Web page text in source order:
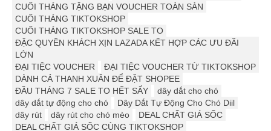
CUỐI THÁNG TẶNG BẠN VOUCHER TOÀN SÀN
CUỐI THÁNG TIKTOKSHOP
CUỐI THÁNG TIKTOKSHOP SALE TO
ĐẶC QUYỀN KHÁCH XỊN LAZADA KẾT HỢP CÁC ƯU ĐÃI
LỚN
ĐẠI TIỆC VOUCHER
ĐẠI TIỆC VOUCHER TỪ TIKTOKSHOP
DÀNH CẢ THANH XUÂN ĐỂ ĐẶT SHOPEE
ĐẦU THÁNG 7 SALE TO HẾT SẨY
dây dắt cho chó
dây dắt tự động cho chó
Dây Dắt Tự Động Cho Chó Diil
dây rút
dây rút cho chó mèo
DEAL CHẤT GIÁ SỐC
DEAL CHẤT GIÁ SỐC CÙNG TIKTOKSHOP